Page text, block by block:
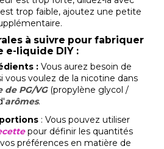
trop faible, ajoutez une petite
à suivre pour fabriquer
e-liquide DIY :
: Vous aurez besoin de
vous voulez de la nicotine dans
de PG/VG(propylène glycol /
arômes.
: Vous pouvez utiliser
pour définir les quantités
préférences en matière de